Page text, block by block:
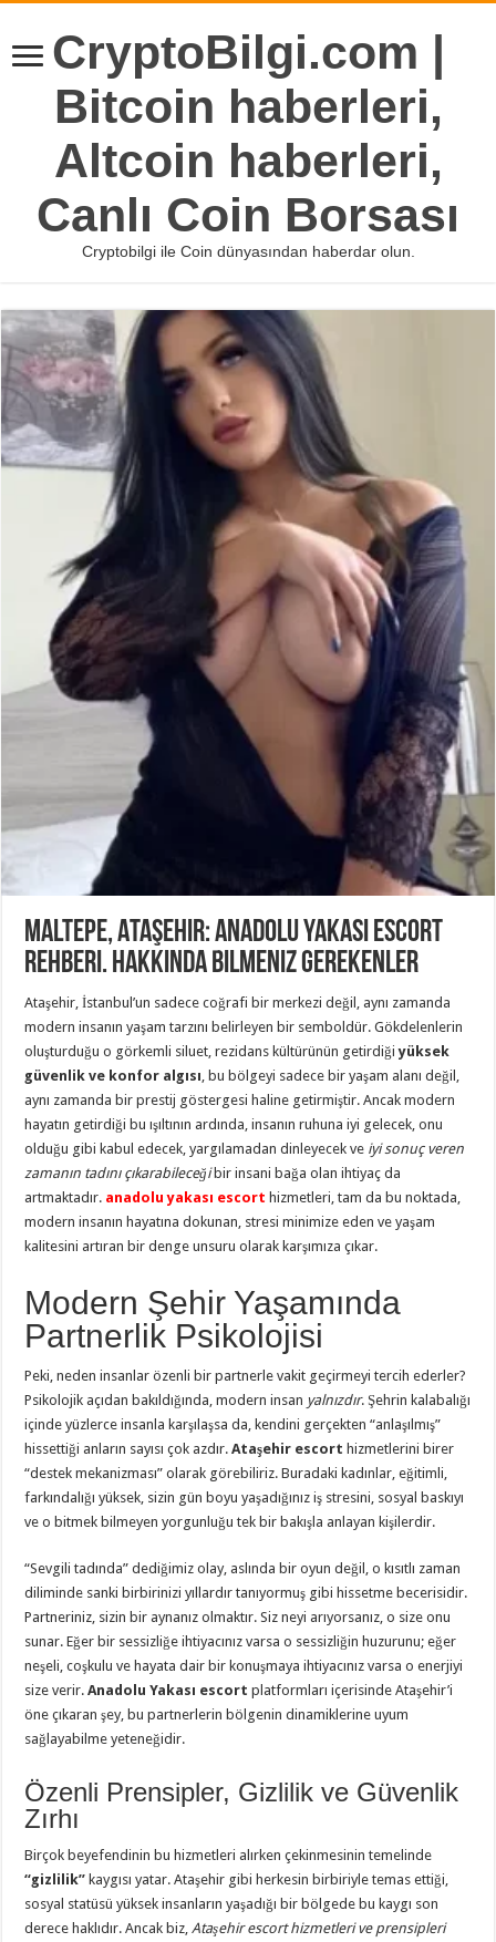
CryptoBilgi.com |
Bitcoin haberleri,
Altcoin haberleri,
Canlı Coin Borsası
Cryptobilgi ile Coin dünyasından haberdar olun.
Maltepe, Ataşehir: Anadolu Yakası Escort
Rehberi. Hakkında Bilmeniz Gerekenler
Ataşehir, İstanbul’un sadece coğrafi bir merkezi değil, aynı zamanda
modern insanın yaşam tarzını belirleyen bir semboldür. Gökdelenlerin
oluşturduğu o görkemli siluet, rezidans kültürünün getirdiğiyüksek
güvenlik ve konfor algısı , bu bölgeyi sadece bir yaşam alanı değil,
aynı zamanda bir prestij göstergesi haline getirmiştir. Ancak modern
hayatın getirdiği bu ışıltının ardında, insanın ruhuna iyi gelecek, onu
olduğu gibi kabul edecek, yargılamadan dinleyecek ve iyi sonuç veren
zamanın tadını çıkarabileceğibir insani bağa olan ihtiyaç da
artmaktadır. anadolu yakası escort hizmetleri, tam da bu noktada,
modern insanın hayatına dokunan, stresi minimize eden ve yaşam
kalitesini artıran bir denge unsuru olarak karşımıza çıkar.
Modern Şehir Yaşamında
Partnerlik Psikolojisi
Peki, neden insanlar özenli bir partnerle vakit geçirmeyi tercih ederler?
Psikolojik açıdan bakıldığında, modern insan yalnızdır. Şehrin kalabalığı
içinde yüzlerce insanla karşılaşsa da, kendini gerçekten “anlaşılmış”
hissettiği anların sayısı çok azdır.Ataşehir escort hizmetlerini birer
“destek mekanizması” olarak görebiliriz. Buradaki kadınlar, eğitimli,
farkındalığı yüksek, sizin gün boyu yaşadığınız iş stresini, sosyal baskıyı
ve o bitmek bilmeyen yorgunluğu tek bir bakışla anlayan kişilerdir.
“Sevgili tadında” dediğimiz olay, aslında bir oyun değil, o kısıtlı zaman
diliminde sanki birbirinizi yıllardır tanıyormuş gibi hissetme becerisidir.
Partneriniz, sizin bir aynanız olmaktır. Siz neyi arıyorsanız, o size onu
sunar. Eğer bir sessizliğe ihtiyacınız varsa o sessizliğin huzurunu; eğer
neşeli, coşkulu ve hayata dair bir konuşmaya ihtiyacınız varsa o enerjiyi
size verir.Anadolu Yakası escort platformları içerisinde Ataşehir’i
öne çıkaran şey, bu partnerlerin bölgenin dinamiklerine uyum
sağlayabilme yeteneğidir.
Özenli Prensipler, Gizlilik ve Güvenlik
Zırhı
Birçok beyefendinin bu hizmetleri alırken çekinmesinin temelinde
“gizlilik” kaygısı yatar. Ataşehir gibi herkesin birbiriyle temas ettiği,
sosyal statüsü yüksek insanların yaşadığı bir bölgede bu kaygı son
derece haklıdır. Ancak biz,Ataşehir escort hizmetleri ve prensipleri